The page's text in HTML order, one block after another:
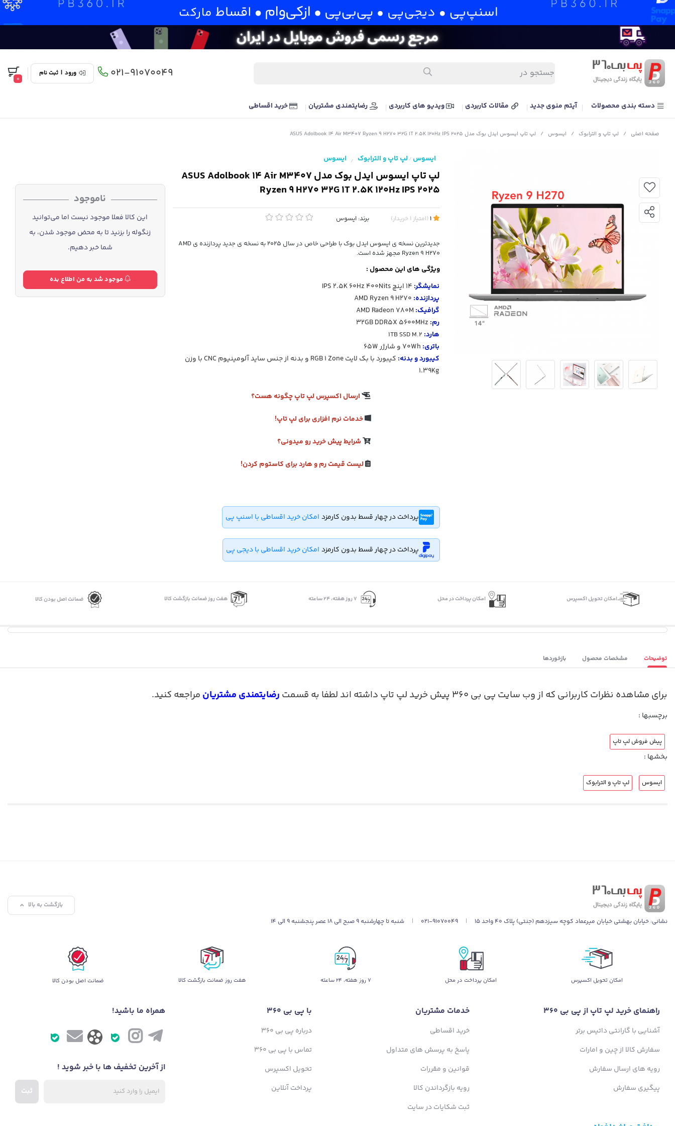
021-91070049 ورود | ثبت نام
0
دسته بندی محصولات آیتم منوی جدید مقالات کاربردی ویدیو های کاربردی رضایتمندی مشتریان خرید اقساطی
صفحه اصلی / لپ تاپ و الترابوک / ایسوس / لپ تاپ ایسوس ایدل بوک مدل ASUS Adolbook 14 Air M3407 Ryzen 9 H270 32G 1T 2.5K 120Hz IPS 2025
ایسوس / لپ تاپ و الترابوک / ایسوس
لپ تاپ ایسوس ایدل بوک مدل ASUS Adolbook 14 Air M3407
Ryzen 9 H270 32G 1T 2.5K 120Hz IPS 2025
(امتیاز 1 خریدار) برند: ایسوس
جدیدترین نسخه ی ایسوس ایدل بوک با طراحی خاص در سال 2025 به نسخه ی جدید پردازنده ی AMD
Ryzen 9 H270 مجهز شده است.
ویژگی های این محصول :
نمایشگر: 14 اینچ IPS 2.5K60Hz 400Nits
پردازنده: AMD Ryzen 9 H270
گرافیک: AMD Radeon 780M
رم: 32GB DDR5X 5600MHz
هارد:
باتری: 70Wh و شارژر 65W
کیبورد و بدنه: کیبورد با بک لایتRGB 1 Zone و بدنه از جنس ساید آلومینیوم CNC
با وزن
1.39Kg
ارسال اکسپرس لپ تاپ چگونه هست؟
خدمات نرم افزاری برای لپ تاپ!
شرایط پیش خرید رو میدونی؟
لیست قیمت رم و هارد برای کاستوم کردن!
پرداخت در چهار قسط بدون کارمزد امکان خرید اقساطی با اسنپ پی
پرداخت در چهار قسط بدون کارمزد امکان خرید اقساطی با دیجی پی
ناموجود
این کالا فعلا موجود نیست اما می‌توانید
زنگوله را بزنید تا به محض موجود شدن، به
شما خبر دهیم.
موجود شد به من اطلاع بده
اﻣﮑﺎن ﺗﺤﻮﯾﻞ اﮐﺴﭙﺮس امکان پرداخت در محل ۷ روز ﻫﻔﺘﻪ، ۲۴ ﺳﺎﻋﺘﻪ هفت روز ضمانت بازگشت کالا ضمانت اصل بودن کالا
توضیحات مشخصات محصول بازخوردها
برای مشاهده نظرات کاربرانی که از وب سایت پی بی ٣۶٠ پیش خرید لپ تاپ داشته اند لطفا به قسمت رضایتمندی مشتریان مراجعه کنید.
برچسبها :
پیش فروش لپ تاپ
بخشها :
ایسوس لپ تاپ و الترابوک
نشانی: خیابان بهشتی خیابان میرعماد کوچه سیزدهم (جنتی) پلاک ۴۰ واحد ۱۵ |
021-91070049
| شنبه تا چهارشنبه 9 صبح الی 18 عصر پنجشنبه 9 الی 14
بازگشت به بالا
اﻣﮑﺎن ﺗﺤﻮﯾﻞ اﮐﺴﭙﺮس امکان پرداخت در محل ۷ روز ﻫﻔﺘﻪ، ۲۴ ﺳﺎﻋﺘﻪ هفت روز ضمانت بازگشت کالا ضمانت اصل بودن کالا
راهنمای خرید لپ تاپ از پی بی 360
آشنایی با گارانتی داتیس برتر
سفارش کالا از چین و امارات
رویه های ارسال سفارش
پیگیری سفارش
خدمات مشتریان
خرید اقساطی
پاسخ به پرسش های متداول
قوانین و مقررات
رویه بازگرداندن کالا
ثبت شکایات در سایت
با پی بی 360
درباره پی بی 360
تماس با پی بی 360
تحویل اکسپرس
پرداخت آنلاین
همراه ما باشید!
از آخرین تخفیف ها با خبر شوید !
ثبت